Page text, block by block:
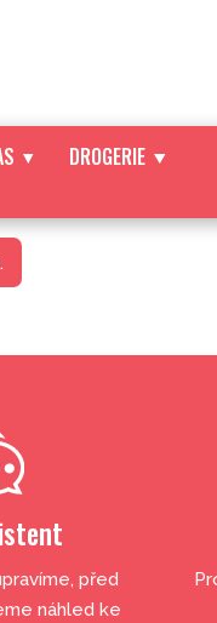
DROGERIE
před
náhled ke